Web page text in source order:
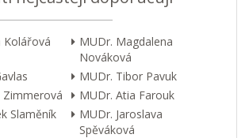
Kolářová
MUDr. Magdalena
Nováková
MUDr. Tibor Pavuk
Zimmerová
MUDr. Atia Farouk
Slaměník
MUDr. Jaroslava
Spěváková